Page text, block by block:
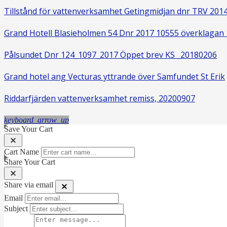
Tillstånd för vattenverksamhet Getingmidjan dnr TRV
Grand Hotell Blasieholmen 54 Dnr 2017 10555 överklagan
Pålsundet Dnr 124_1097_2017 Öppet brev KS _20180206
Grand hotel ang Vecturas yttrande över Samfundet St Erik
Riddarfjärden vattenverksamhet remiss, 20200907
keyboard_arrow_up
Save Your Cart
Cart Name
Share Your Cart
Share via email
Email
Subject